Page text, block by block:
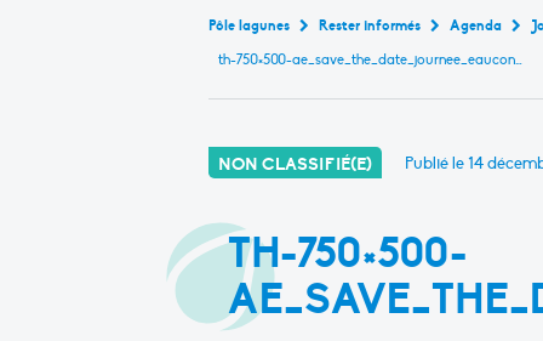
Pôle lagunes Rester informés Agenda
th-750×500-ae_save_the_date_journee_eauconnaissance_lagune_26maiv2_1.jpg
NON CLASSIFIÉ(E) Publié le14
TH-750×500-